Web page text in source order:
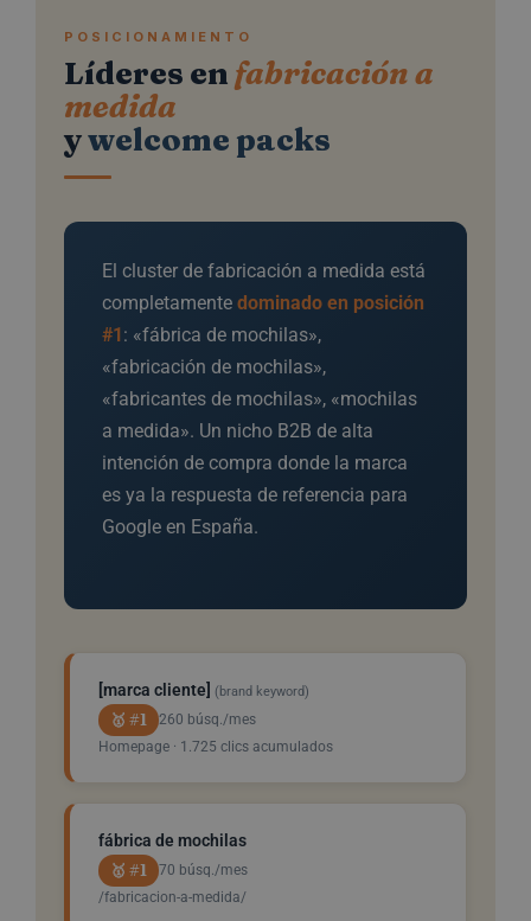
POSICIONAMIENTO
Líderes enfabricación a
medida
ywelcome packs
El cluster de fabricación a medida está
completamente dominado en posición
#1: «fábrica de mochilas»,
«fabricación de mochilas»,
«fabricantes de mochilas», «mochilas
a medida». Un nicho B2B de alta
intención de compra donde la marca
es ya la respuesta de referencia para
Google en España.
[marca cliente] (brand keyword)
🥇 #1
260 búsq./mes
Homepage · 1.725 clics acumulados
fábrica de mochilas
🥇 #1
70 búsq./mes
/fabricacion-a-medida/